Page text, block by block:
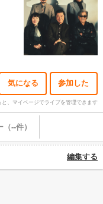
気になる 参加した
、マイページでライブを管理できます
--件）
編集する